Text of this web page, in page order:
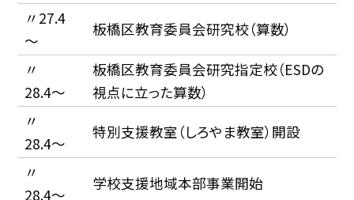
〃27.4
〜
板橋区教育委員会研究校（算数）
〃
28.4〜
板橋区教育委員会研究指定校（ESDの
視点に立った算数）
〃
28.4〜
特別支援教室（しろやま教室）開設
〃
28.4〜
学校支援地域本部事業開始